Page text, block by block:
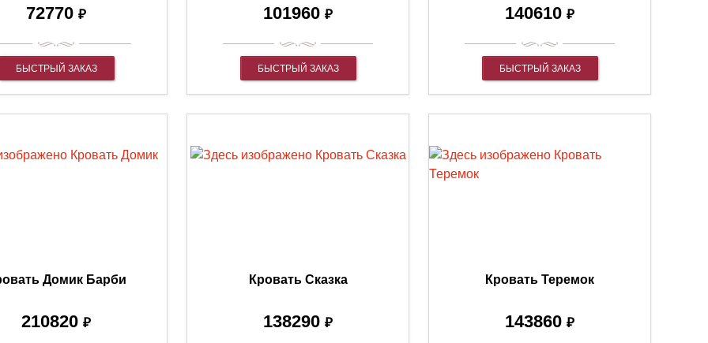
72770 ₽
БЫСТРЫЙ ЗАКАЗ
101960 ₽
БЫСТРЫЙ ЗАКАЗ
140610 ₽
БЫСТРЫЙ ЗАКАЗ
Домик Барби
210820 ₽
Кровать Сказка
138290 ₽
Кровать Теремок
143860 ₽